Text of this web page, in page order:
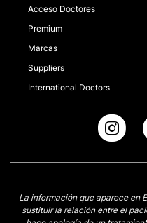
Acceso Doctores
Premium
Marcas
Suppliers
International Doctors
La información que aparece en
sustituir la relación entre el